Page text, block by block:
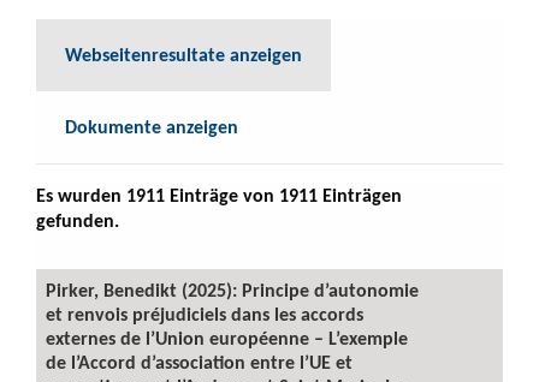
Webseitenresultate anzeigen
Dokumente anzeigen
Es wurden 1911 Einträge von 1911 Einträgen
gefunden.
Pirker, Benedikt (2025): Principe d’autonomie
et renvois préjudiciels dans les accords
externes de l’Union européenne – L’exemple
de l’Accord d’association entre l’UE et